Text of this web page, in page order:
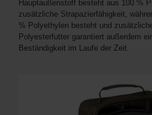
Hauptaußenstoff besteht aus 100 %
zusätzliche Strapazierfähigkeit,
% Polyethylen besteht und
Polyesterfutter garantiert außerdem
Beständigkeit im Laufe der Zeit.